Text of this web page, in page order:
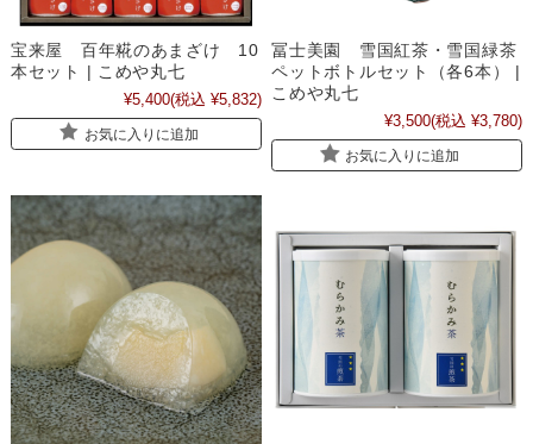
宝来屋 百年糀のあまざけ 10
本セット | こめや丸七
¥5,400(税込 ¥5,832)
お気に入りに追加
冨士美園 雪国紅茶・雪国緑茶
ペットボトルセット（各6本） |
こめや丸七
¥3,500(税込 ¥3,780)
お気に入りに追加